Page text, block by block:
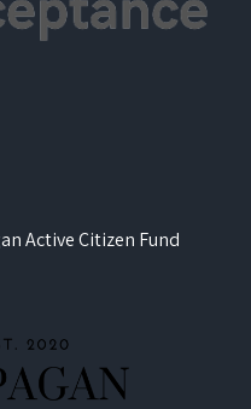
Active Citizen Fund